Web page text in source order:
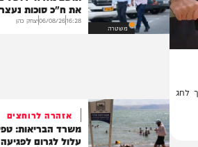
"יש לי נשק תמיד"
תושב מזרח ירושלים